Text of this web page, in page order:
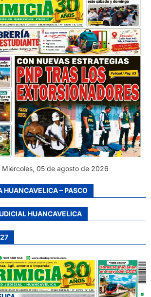
Miércoles, 05 de agosto de 2026
HUANCAVELICA – PASCO
HUANCAVELICA